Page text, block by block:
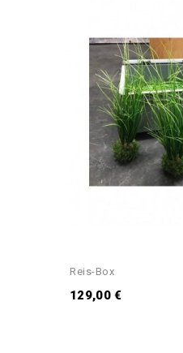
Reis-Box
129,00 €